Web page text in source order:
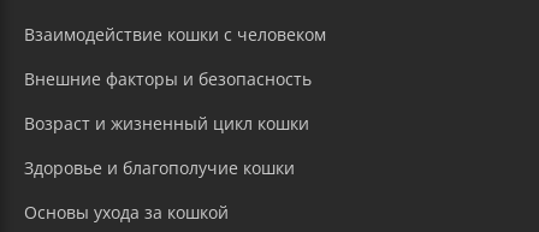
Взаимодействие кошки с человеком
Внешние факторы и безопасность
Возраст и жизненный цикл кошки
Здоровье и благополучие кошки
Основы ухода за кошкой